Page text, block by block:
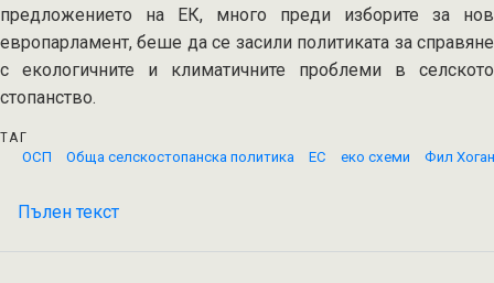
предложението на ЕК, много преди изборите за нов
европарламент, беше да се засили политиката за справяне
с екологичните и климатичните проблеми в селското
стопанство.
ТАГ
ОСП
Обща селскостопанска политика ЕС еко схеми Фил
Пълен текст